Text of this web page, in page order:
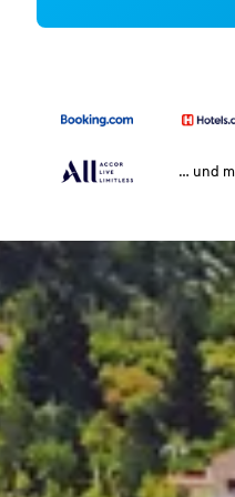
… und